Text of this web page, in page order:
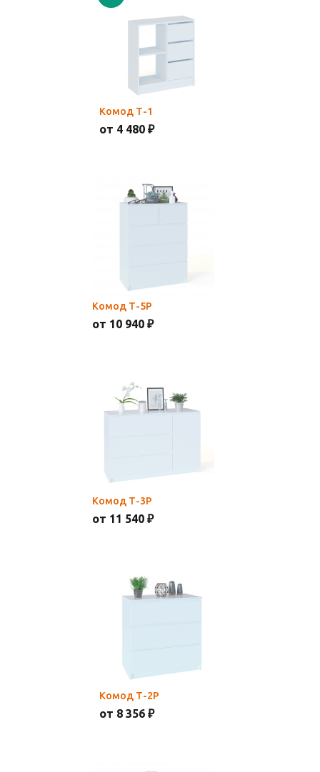
Комод Т-1
от 4 480 ₽
Комод Т-5Р
от 10 940 ₽
Комод Т-3Р
от 11 540 ₽
Комод Т-2Р
от 8 356 ₽